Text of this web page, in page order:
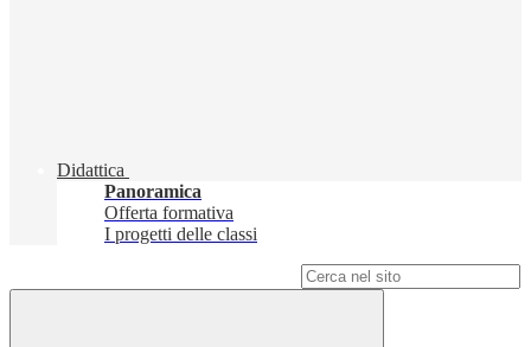
Didattica
Panoramica
Offerta formativa
I progetti delle classi